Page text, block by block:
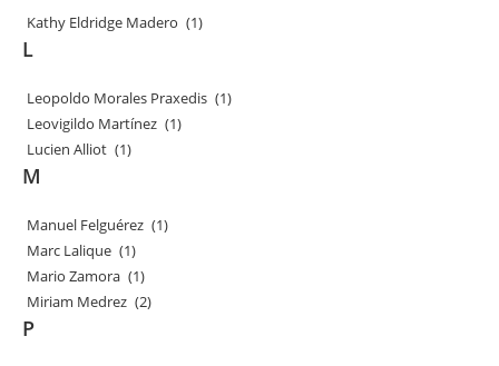
Kathy Eldridge Madero (1)
L
Leopoldo Morales Praxedis (1)
Leovigildo Martínez (1)
Lucien Alliot (1)
M
Manuel Felguérez (1)
Marc Lalique (1)
Mario Zamora (1)
Miriam Medrez (2)
P